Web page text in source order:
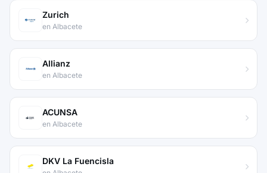
Zurich
en Albacete
Allianz
en Albacete
ACUNSA
en Albacete
DKV La Fuencisla